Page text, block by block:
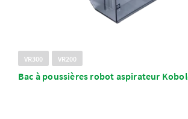
VR300 VR200
Bac à poussières robot aspirateur